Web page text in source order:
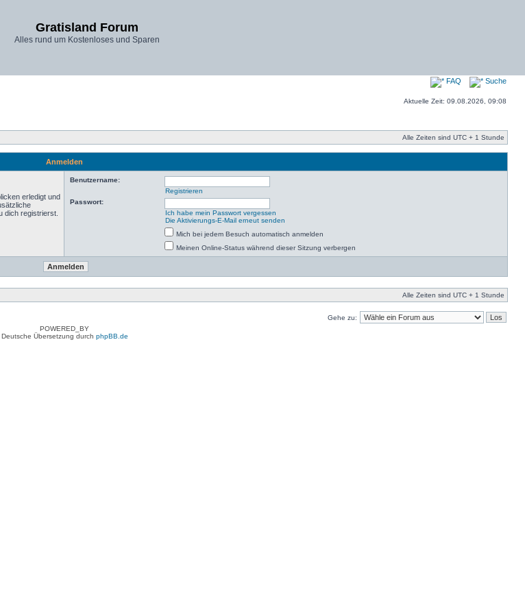
Gratisland Forum
Alles rund um Kostenloses und Sparen
FAQ Suche
Aktuelle Zeit: 09.08.2026, 09:08
Alle Zeiten sind UTC + 1 Stunde
Anmelden
erledigt und
dich registrierst.
Benutzername:
Registrieren
Passwort:
Ich habe mein Passwort vergessen
Die Aktivierungs-E-Mail erneut senden
Mich bei jedem Besuch automatisch anmelden
Meinen Online-Status während dieser Sitzung verbergen
Alle Zeiten sind UTC + 1 Stunde
Gehe zu:
POWERED_BY
Deutsche Übersetzung durch phpBB.de